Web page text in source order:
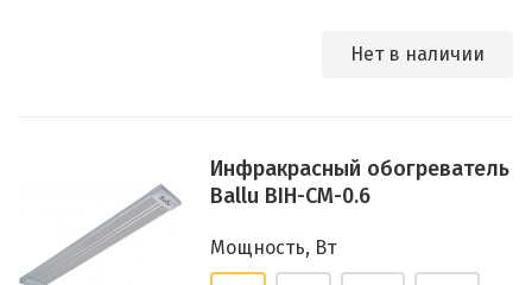
Нет в наличии
Инфракрасный обогреватель
Ballu BIH-CM-0.6
Мощность, Вт